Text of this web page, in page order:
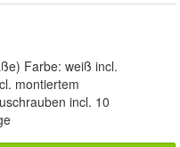
Farbe: weiß incl.
montiertem
incl. 10